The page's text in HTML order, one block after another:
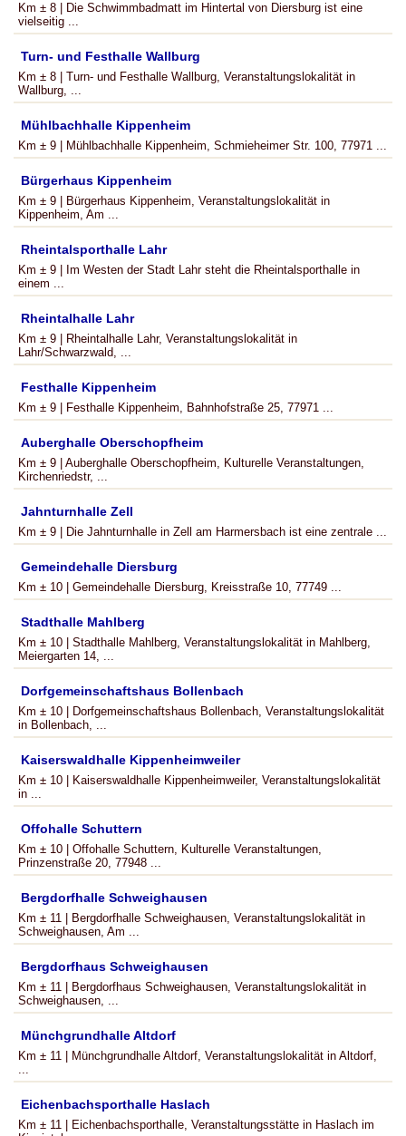
Km ± 8 | Die Schwimmbadmatt im Hintertal von Diersburg ist eine
vielseitig ...
Turn- und Festhalle Wallburg
Km ± 8 | Turn- und Festhalle Wallburg, Veranstaltungslokalität in
Wallburg, ...
Mühlbachhalle Kippenheim
Km ± 9 | Mühlbachhalle Kippenheim, Schmieheimer Str. 100, 77971 ...
Bürgerhaus Kippenheim
Km ± 9 | Bürgerhaus Kippenheim, Veranstaltungslokalität in
Kippenheim, Am ...
Rheintalsporthalle Lahr
Km ± 9 | Im Westen der Stadt Lahr steht die Rheintalsporthalle in
einem ...
Rheintalhalle Lahr
Km ± 9 | Rheintalhalle Lahr, Veranstaltungslokalität in
Lahr/Schwarzwald, ...
Festhalle Kippenheim
Km ± 9 | Festhalle Kippenheim, Bahnhofstraße 25, 77971 ...
Auberghalle Oberschopfheim
Km ± 9 | Auberghalle Oberschopfheim, Kulturelle Veranstaltungen,
Kirchenriedstr, ...
Jahnturnhalle Zell
Km ± 9 | Die Jahnturnhalle in Zell am Harmersbach ist eine zentrale ...
Gemeindehalle Diersburg
Km ± 10 | Gemeindehalle Diersburg, Kreisstraße 10, 77749 ...
Stadthalle Mahlberg
Km ± 10 | Stadthalle Mahlberg, Veranstaltungslokalität in Mahlberg,
Meiergarten 14, ...
Dorfgemeinschaftshaus Bollenbach
Km ± 10 | Dorfgemeinschaftshaus Bollenbach, Veranstaltungslokalität
in Bollenbach, ...
Kaiserswaldhalle Kippenheimweiler
Km ± 10 | Kaiserswaldhalle Kippenheimweiler, Veranstaltungslokalität
in ...
Offohalle Schuttern
Km ± 10 | Offohalle Schuttern, Kulturelle Veranstaltungen,
Prinzenstraße 20, 77948 ...
Bergdorfhalle Schweighausen
Km ± 11 | Bergdorfhalle Schweighausen, Veranstaltungslokalität in
Schweighausen, Am ...
Bergdorfhaus Schweighausen
Km ± 11 | Bergdorfhaus Schweighausen, Veranstaltungslokalität in
Schweighausen, ...
Münchgrundhalle Altdorf
Km ± 11 | Münchgrundhalle Altdorf, Veranstaltungslokalität in Altdorf,
...
Eichenbachsporthalle Haslach
Km ± 11 | Eichenbachsporthalle, Veranstaltungsstätte in Haslach im